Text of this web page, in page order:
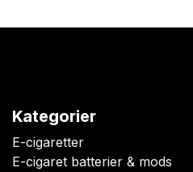
Kategorier
E-cigaretter
E-cigaret batterier & mods